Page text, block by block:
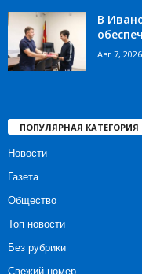
В
Авг 7, 2026
ПОПУЛЯРНАЯ КАТЕГОРИЯ
Новости
Газета
Общество
Топ новости
Без рубрики
Свежий номер